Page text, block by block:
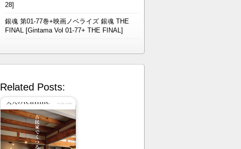
28]
銀魂 第01-77巻+映画ノベライズ 銀魂 THE
FINAL [Gintama Vol 01-77+ THE FINAL]
Related Posts: